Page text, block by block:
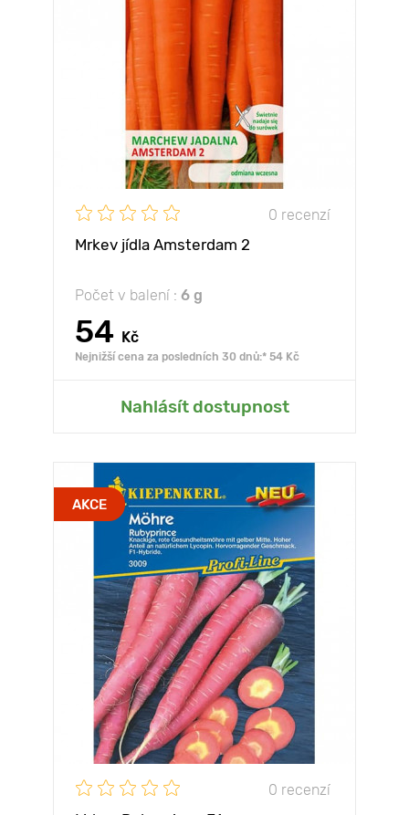
0 recenzí
Mrkev jídla Amsterdam 2
Počet v balení : 6 g
54 Kč
Nejnižší cena za posledních 30 dnů:* 54 Kč
Nahlásít dostupnost
AKCE
0 recenzí